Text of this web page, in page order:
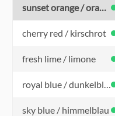
sunset orange / orange
cherry red / kirschrot
fresh lime / limone
royal blue / dunkelblau
sky blue / himmelblau